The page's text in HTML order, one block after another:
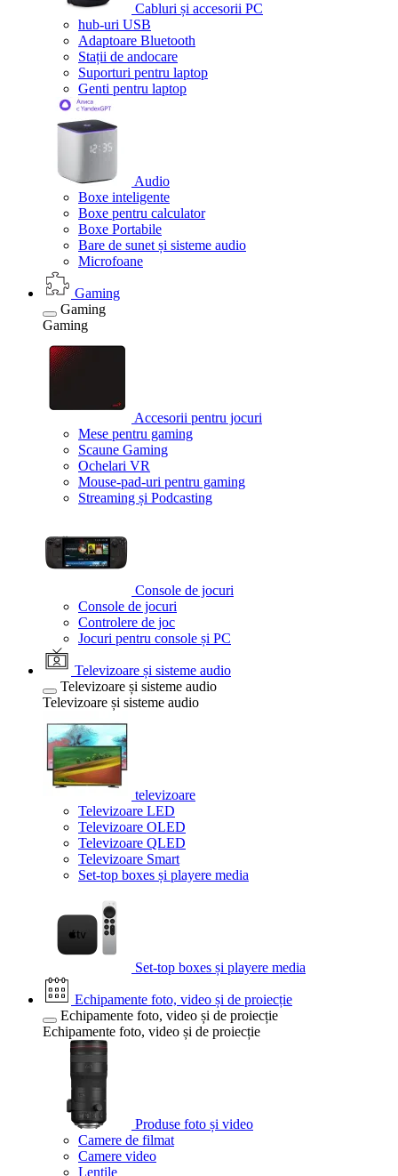
Cabluri și accesorii PC
hub-uri USB
Adaptoare Bluetooth
Stații de andocare
Suporturi pentru laptop
Genti pentru laptop
Audio
Boxe inteligente
Boxe pentru calculator
Boxe Portabile
Bare de sunet și sisteme audio
Microfoane
Gaming
Gaming
Gaming
Accesorii pentru jocuri
Mese pentru gaming
Scaune Gaming
Ochelari VR
Mouse-pad-uri pentru gaming
Streaming și Podcasting
Console de jocuri
Console de jocuri
Controlere de joc
Jocuri pentru console și PC
Televizoare și sisteme audio
Televizoare și sisteme audio
Televizoare și sisteme audio
televizoare
Televizoare LED
Televizoare OLED
Televizoare QLED
Televizoare Smart
Set-top boxes și playere media
Set-top boxes și playere media
Echipamente foto, video și de proiecție
Echipamente foto, video și de proiecție
Echipamente foto, video și de proiecție
Produse foto și video
Camere de filmat
Camere video
Lentile